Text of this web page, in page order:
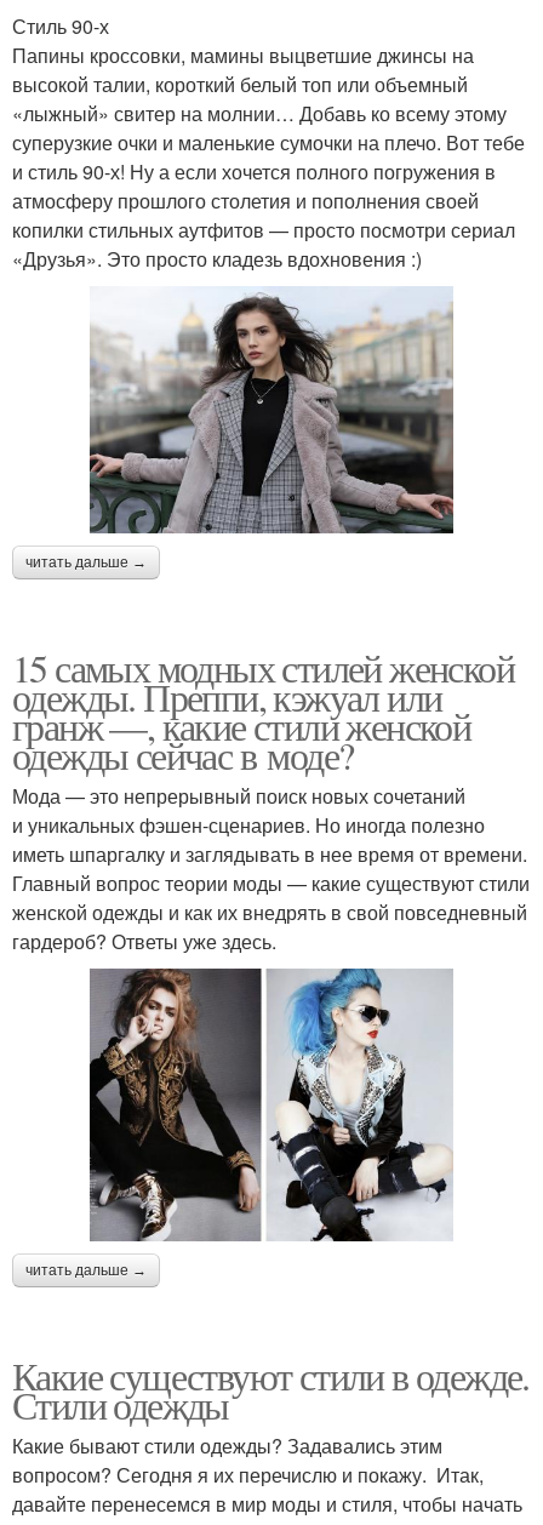
Стиль 90-х
Папины кроссовки, мамины выцветшие джинсы на
высокой талии, короткий белый топ или объемный
«лыжный» свитер на молнии… Добавь ко всему этому
суперузкие очки и маленькие сумочки на плечо. Вот тебе
и стиль 90-х! Ну а если хочется полного погружения в
атмосферу прошлого столетия и пополнения своей
копилки стильных аутфитов — просто посмотри сериал
«Друзья». Это просто кладезь вдохновения :)
читать дальше →
15 самых модных стилей женской
одежды. Преппи, кэжуал или
гранж —, какие стили женской
одежды сейчас в моде?
Мода — это непрерывный поиск новых сочетаний
и уникальных фэшен-сценариев. Но иногда полезно
иметь шпаргалку и заглядывать в нее время от времени.
Главный вопрос теории моды — какие существуют стили
женской одежды и как их внедрять в свой повседневный
гардероб? Ответы уже здесь.
читать дальше →
Какие существуют стили в одежде.
Стили одежды
Какие бывают стили одежды? Задавались этим
вопросом? Сегодня я их перечислю и покажу. Итак,
давайте перенесемся в мир моды и стиля, чтобы начать